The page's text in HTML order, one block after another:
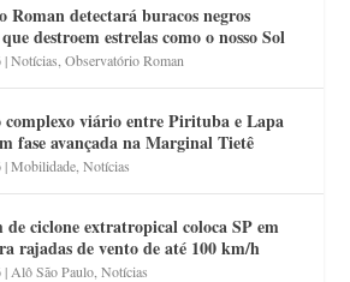
Roman detectará buracos negros
destroem estrelas como o nosso Sol
|Notícias ,Observatório Roman
complexo viário entre Pirituba e Lapa
fase avançada na Marginal Tietê
|Mobilidade ,Notícias
de ciclone extratropical coloca SP em
rajadas de vento de até 100 km/h
| Alô São Paulo ,Notícias